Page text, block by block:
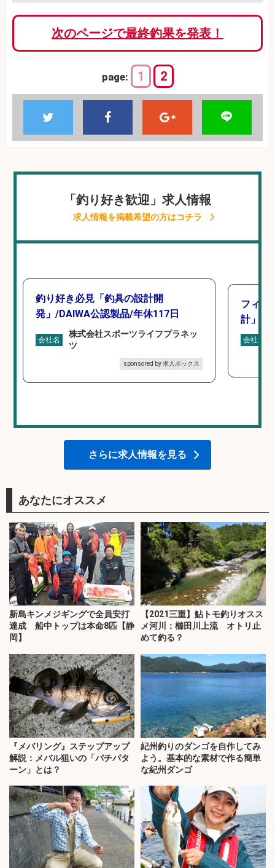
次のページで最終釣果を発表！
page: 1 2
「釣り好き歓迎」求人情報
求人情報を掲載希望の方はコチラ
釣り好き必見「釣具の設計開
発」/DAIWA公認製品/年休117日
会社名
株式会社スポーツライフプラネッ
ツ
sponsored by 求人ボックス
フィッ
計」
会社名
さらに求人情報を見る
あなたにオススメ
新島キンメジギングで全員安打
達成 船中トップは本命8匹【静
岡】
【2021三重】鮎トモ釣りオスス
メ河川：櫛田川上流 オトリ止
めて釣る？
『メバリング』ステップアップ
解説：メバル狙いの「バチパタ
ーン」とは？
紀州釣りのダンゴを自作してみ
よう。基本的な素材で作る簡単
な紀州ダンゴ